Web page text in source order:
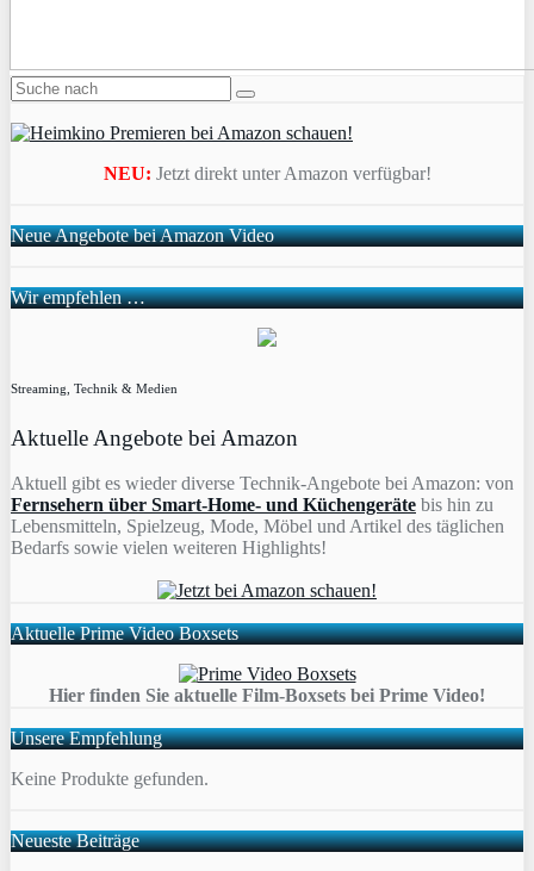
NEU: Jetzt direkt unter Amazon verfügbar!
Neue Angebote bei Amazon Video
Wir empfehlen …
Streaming, Technik & Medien
Aktuelle Angebote bei Amazon
Aktuell gibt es wieder diverse Technik-Angebote bei Amazon: von
Fernsehern über Smart-Home- und Küchengeräte bis hin zu
Lebensmitteln, Spielzeug, Mode, Möbel und Artikel des täglichen
Bedarfs sowie vielen weiteren Highlights!
Aktuelle Prime Video Boxsets
Hier finden Sie aktuelle Film-Boxsets bei Prime Video!
Unsere Empfehlung
Keine Produkte gefunden.
Neueste Beiträge